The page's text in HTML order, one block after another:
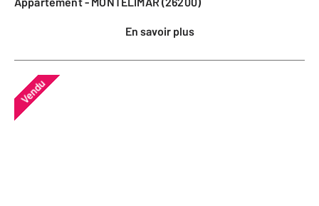
En savoir plus
Vendu